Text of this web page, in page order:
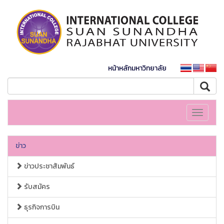
หน้าหลักมหาวิทยาลัย
Toggle
ข่าว
ข่าวประชาสัมพันธ์
รับสมัคร
ธุรกิจการบิน